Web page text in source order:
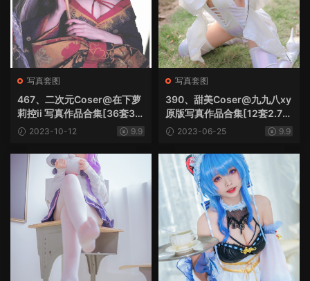
写真套图
467、二次元Coser@在下萝
莉控ii 写真作品合集[36套3.8
G] 2023-10-12 9.9
写真套图
390、甜美Coser@九九八xy
原版写真作品合集[12套2.7G
B] 2023-06-25 9.9